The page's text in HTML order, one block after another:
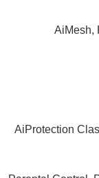
AiMesh,
AiProtection